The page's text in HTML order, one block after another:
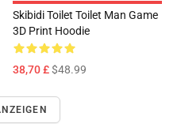
Skibidi Toilet Toilet Man Game
3D Print Hoodie
38,70 £$48.99